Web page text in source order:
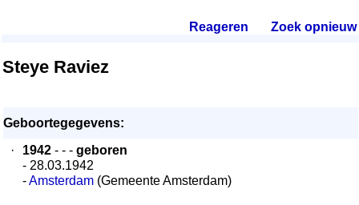
Reageren Zoek opnieuw.
Steye Raviez
Geboortegegevens:
·
1942 - - - geboren
- 28.03.1942
-Amsterdam (Gemeente Amsterdam)